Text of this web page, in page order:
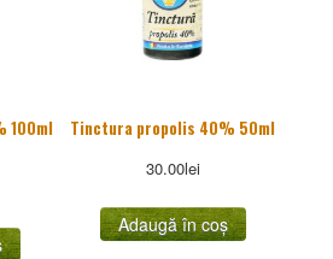
100ml Tinctura propolis 40% 50ml
30.00lei
Adaugă în coș